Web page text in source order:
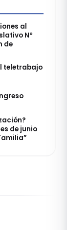
al
Nº
de
teletrabajo
de junio